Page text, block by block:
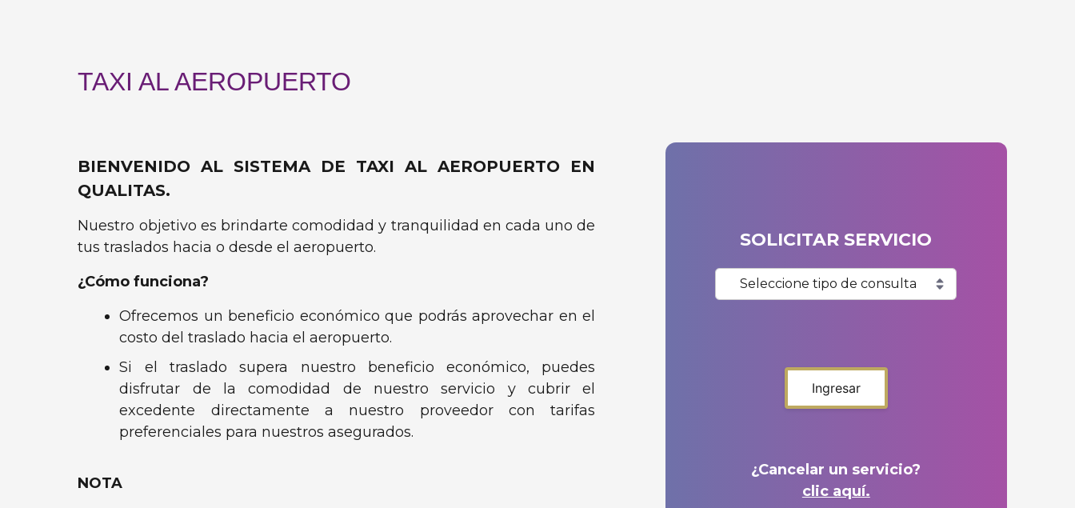
TAXI AL AEROPUERTO
BIENVENIDO AL SISTEMA DE TAXI AL AEROPUERTO EN
QUALITAS.
Nuestro objetivo es brindarte comodidad y tranquilidad en cada uno de
tus traslados hacia o desde el aeropuerto.
¿Cómo funciona?
Ofrecemos un beneficio económico que podrás aprovechar en el
costo del traslado hacia el aeropuerto.
Si el traslado supera nuestro beneficio económico, puedes
disfrutar de la comodidad de nuestro servicio y cubrir el
excedente directamente a nuestro proveedor con tarifas
preferenciales para nuestros asegurados.
NOTA
SOLICITAR SERVICIO
Ingresar
¿Cancelar un servicio?
clic aquí.